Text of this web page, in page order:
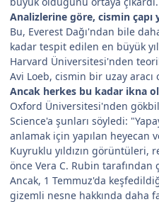
Analizlerine göre, cismin çapı
Bu, Everest Dağı'ndan bile
kadar tespit edilen en büyük
Harvard Üniversitesi'nden
Avi Loeb, cismin bir uzay
Ancak herkes bu kadar ikna
Oxford Üniversitesi'nden
Science'a şunları söyledi:
anlamak için yapılan heyecan
Kuyruklu yıldızın görüntüleri,
önce Vera C. Rubin tarafından
Ancak, 1 Temmuz'da
gizemli nesne hakkında daha